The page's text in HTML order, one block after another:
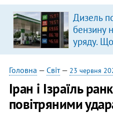
Дизель
бензину
уряду.
пальне?
Головна — Світ— 23 червня
Іран і Ізраїль
повітряними